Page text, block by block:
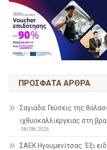
ΠΡΌΣΦΑΤΑ ΆΡΘΡΑ
Σαγιάδα: Γεύσεις της
ιχθυοκαλλιέργειας στη
08/08/2026
ΣΑΕΚ Ηγουμενίτσας: Έξι